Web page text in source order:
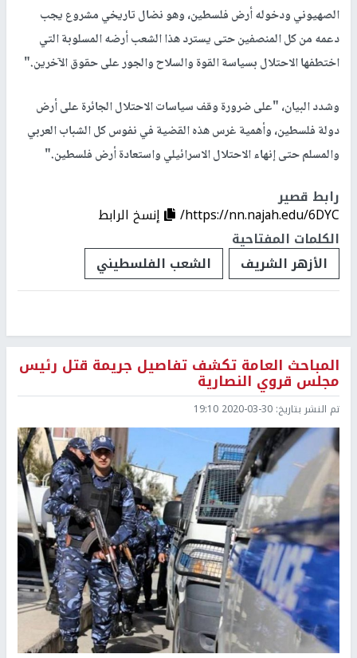
الصهيوني ودخوله أرض فلسطين، وهو نضال تاريخي مشروع يجب
دعمه من كل المنصفين حتى يسترد هذا الشعب أرضه المسلوبة التي
اختطفها الاحتلال بسياسة القوة والسلاح والجور على حقوق الآخرين."
وشدد البيان، "على ضرورة وقف سياسات الاحتلال الجائرة على أرض
دولة فلسطين، وأهمية غرس هذه القضية في نفوس كل الشباب العربي
والمسلم حتى إنهاء الاحتلال الاسرائيلي واستعادة أرض فلسطين."
رابط قصير
https://nn.najah.edu/6DYC/
إنسخ الرابط
الكلمات المفتاحية
الأزهر الشريف
الشعب الفلسطيني
المباحث العامة تكشف تفاصيل جريمة قتل رئيس
مجلس قروي النصارية
تم النشر بتاريخ: 2020-03-30 19:10